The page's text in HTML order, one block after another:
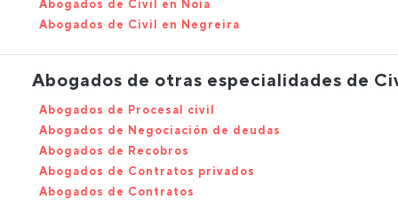
Abogados de Civil en Noia
Abogados de Civil en Negreira
Abogados de otras especialidades de
Abogados de Procesal civil
Abogados de Negociación de deudas
Abogados de Recobros
Abogados de Contratos privados
Abogados de Contratos